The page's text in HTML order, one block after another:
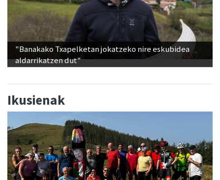
"Banakako Txapelketan jokatzeko nire eskubidea
aldarrikatzen dut"
Ikusienak